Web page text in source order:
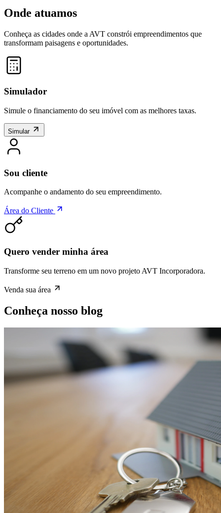
Onde atuamos
Conheça as cidades onde a AVT constrói empreendimentos que
transformam paisagens e oportunidades.
+
Simulador
Simule o financiamento do seu imóvel com as melhores taxas.
Simular
Sou cliente
Acompanhe o andamento do seu empreendimento.
Área do Cliente
Quero vender minha área
Transforme seu terreno em um novo projeto AVT Incorporadora.
Venda sua área
Conheça nosso blog